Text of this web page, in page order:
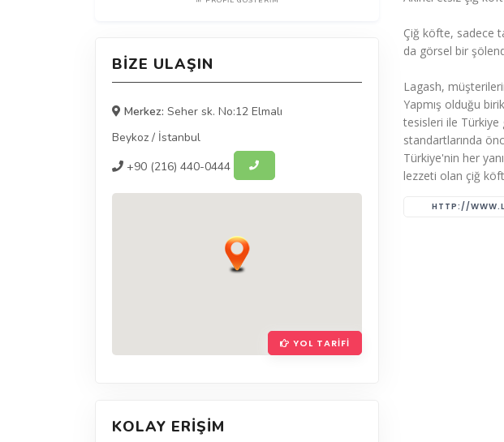
BIZE ULAŞIN
Merkez: Seher sk. No:12 Elmalı
Beykoz / İstanbul
+90 (216) 440-0444
YOL TARIFI
KOLAY ERIŞIM
Çiğ köfte, sadece
da görsel bir
Lagash,
Yapmış olduğu
tesisleri ile Türkiye
standartlarında
Türkiye'nin her
lezzeti olan çiğ
HTTP://